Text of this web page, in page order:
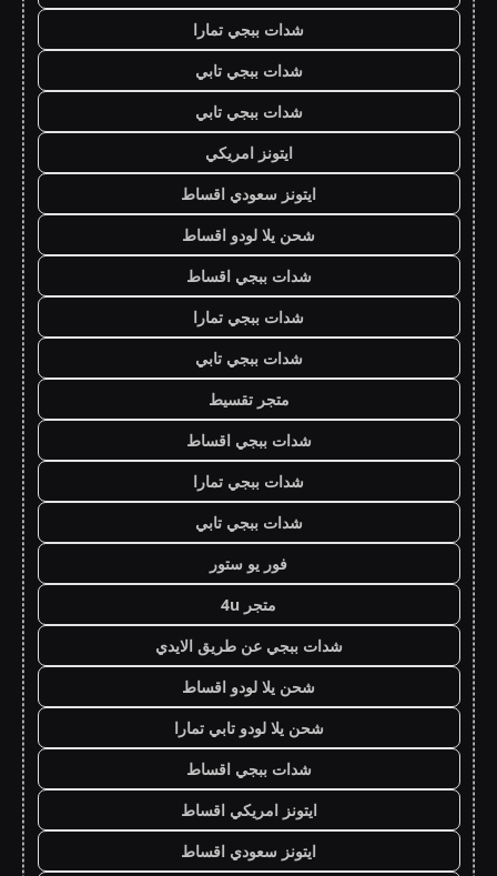
شدات ببجي تمارا
شدات ببجي تابي
شدات ببجي تابي
ايتونز امريكي
ايتونز سعودي اقساط
شحن يلا لودو اقساط
شدات ببجي اقساط
شدات ببجي تمارا
شدات ببجي تابي
متجر تقسيط
شدات ببجي اقساط
شدات ببجي تمارا
شدات ببجي تابي
فور يو ستور
متجر 4u
شدات ببجي عن طريق الايدي
شحن يلا لودو اقساط
شحن يلا لودو تابي تمارا
شدات ببجي اقساط
ايتونز امريكي اقساط
ايتونز سعودي اقساط